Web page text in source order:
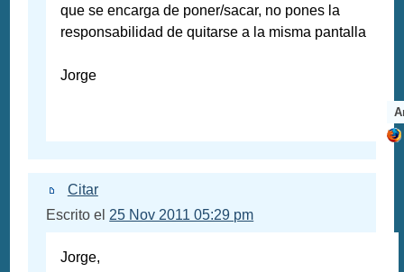
que se encarga de poner/sacar, no pones la
responsabilidad de quitarse a la misma pantalla
Jorge
Citar
Escrito el 25 Nov 2011 05:29 pm
Jorge,